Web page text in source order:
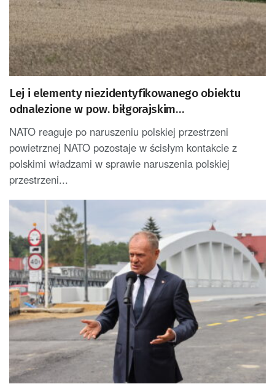
Lej i elementy niezidentyfikowanego obiektu
odnalezione w pow. biłgorajskim
[AKTUALIZOWANY]
NATO reaguje po naruszeniu polskiej przestrzeni
powietrznej NATO pozostaje w ścisłym kontakcie z
polskimi władzami w sprawie naruszenia polskiej
przestrzeni...